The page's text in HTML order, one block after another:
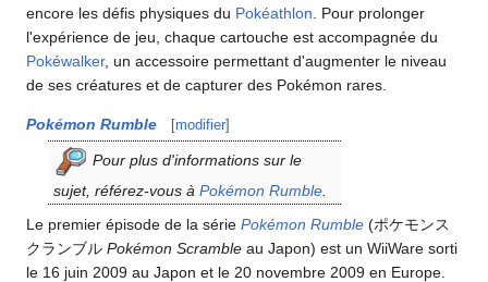
encore les défis physiques du Pokéathlon . Pour prolonger
l'expérience de jeu, chaque cartouche est accompagnée du
Pokéwalker, un accessoire permettant d'augmenter le niveau
de ses créatures et de capturer des Pokémon rares.
Pokémon Rumble [modifier]
Pour plus d'informations sur le
sujet, référez-vous à Pokémon Rumble
Le premier épisode de la série Pokémon Rumble (ポケモンス
クランブル Pokémon Scramble au Japon) est un WiiWare sorti
le 16 juin 2009 au Japon et le 20 novembre 2009 en Europe.